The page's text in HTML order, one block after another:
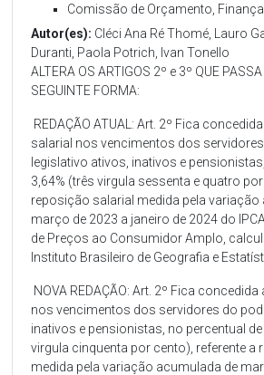
Comissão de Orçamento,
Autor(es): Cléci Ana Ré Thomé, Lauro
Duranti, Paola Potrich, Ivan Tonello
ALTERA OS ARTIGOS 2º e 3º QUE
SEGUINTE FORMA:
REDAÇÃO ATUAL: Art. 2º Fica
salarial nos vencimentos dos
legislativo ativos, inativos e
3,64% (três virgula sessenta e quatro
reposição salarial medida pela variação
março de 2023 a janeiro de 2024 do
de Preços ao Consumidor Amplo,
Instituto Brasileiro de Geografia e
NOVA REDAÇÃO: Art. 2º Fica
nos vencimentos dos servidores do
inativos e pensionistas, no percentual
virgula cinquenta por cento), referente a
medida pela variação acumulada de